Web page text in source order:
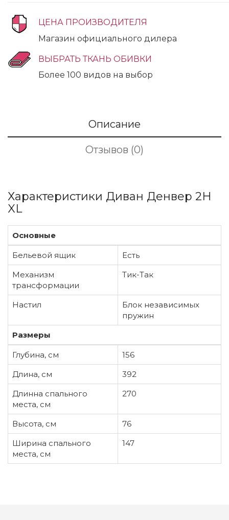
ЦЕНА ПРОИЗВОДИТЕЛЯ
Магазин официального дилера
ВЫБРАТЬ ТКАНЬ ОБИВКИ
Более 100 видов на выбор
Описание
Отзывов (0)
Характеристики Диван Денвер 2Н
XL
Основные
Бельевой ящик
Есть
Механизм
трансформации
Тик-Так
Настил
Блок независимых
пружин
Размеры
Глубина, см
156
Длина, см
392
Длинна спального
места, см
270
Высота, см
76
Ширина спального
места, см
147